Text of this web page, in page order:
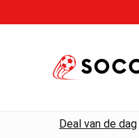
Deal van de dag